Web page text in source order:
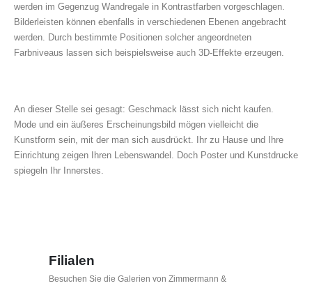
werden im Gegenzug Wandregale in Kontrastfarben vorgeschlagen.
Bilderleisten können ebenfalls in verschiedenen Ebenen angebracht
werden. Durch bestimmte Positionen solcher angeordneten
Farbniveaus lassen sich beispielsweise auch 3D-Effekte erzeugen.
An dieser Stelle sei gesagt: Geschmack lässt sich nicht kaufen.
Mode und ein äußeres Erscheinungsbild mögen vielleicht die
Kunstform sein, mit der man sich ausdrückt. Ihr zu Hause und Ihre
Einrichtung zeigen Ihren Lebenswandel. Doch Poster und Kunstdrucke
spiegeln Ihr Innerstes.
Filialen
Besuchen Sie die Galerien von Zimmermann &